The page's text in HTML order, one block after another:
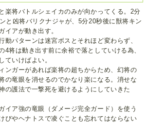
楽将バトルシェイカのみが向かってくる。2分
と凶将バリクナジャが、5分20秒後に獣将キン
イアが動き出す。
動パターンは迷宮ボスとそれほど変わらず、
4将は動き出す前に余裕で落としていける為、
ていけばよい。
ンガーがあれば楽将の超ちからため、幻将の
の竜眼を消せるのでかなり楽になる。消せな
の護法で一撃死を避けるようにしていきた
イア強の竜眼（ダメージ完全ガード）を使う
びやヘナトスで凌ぐことも忘れてはならない